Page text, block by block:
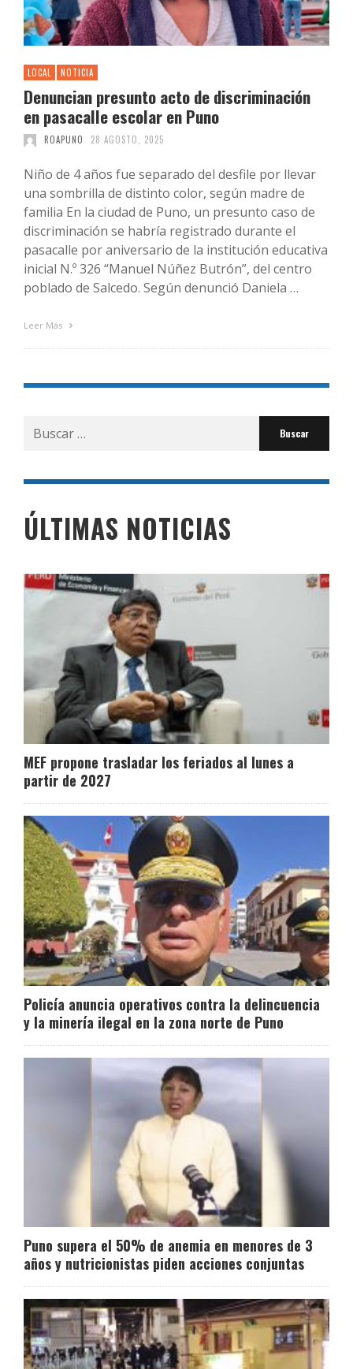
LOCAL NOTICIA
Denuncian presunto acto de discriminación
en pasacalle escolar en Puno
ROAPUNO 28 AGOSTO, 2025
Niño de 4 años fue separado del desfile por llevar
una sombrilla de distinto color, según madre de
familia En la ciudad de Puno, un presunto caso de
discriminación se habría registrado durante el
pasacalle por aniversario de la institución educativa
inicial N.º 326 “Manuel Núñez Butrón”, del centro
poblado de Salcedo. Según denunció Daniela …
Leer Más
Buscar
por:
ÚLTIMAS NOTICIAS
MEF propone trasladar los feriados al lunes a
partir de 2027
Policía anuncia operativos contra la delincuencia
y la minería ilegal en la zona norte de Puno
Puno supera el 50% de anemia en menores de 3
años y nutricionistas piden acciones conjuntas